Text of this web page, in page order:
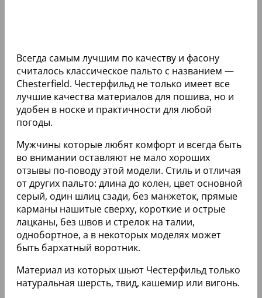
Всегда самым лучшим по качеству и фасону
считалось классическое пальто с названием —
Chesterfield. Честерфильд не только имеет все
лучшие качества материалов для пошива, но и
удобен в носке и практичности для любой
погоды.
Мужчины которые любят комфорт и всегда быть
во внимании оставляют не мало хороших
отзывы по-поводу этой модели. Стиль и отличая
от других пальто: длина до колен, цвет основной
серый, один шлиц сзади, без манжеток, прямые
карманы нашитые сверху, короткие и острые
лацканы, без швов и стрелок на талии,
однобортное, а в некоторых моделях может
быть бархатный воротник.
Материал из которых шьют Честерфильд только
натуральная шерсть, твид, кашемир или вигонь.